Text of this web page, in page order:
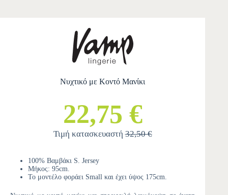
Νυχτικό με Κοντό Μανίκι
22,75 €
Τιμή κατασκευαστή32,50 €
100% Βαμβάκι S. Jersey
Μήκος: 95cm.
Το μοντέλο φοράει Small και έχει ύψος 175cm.